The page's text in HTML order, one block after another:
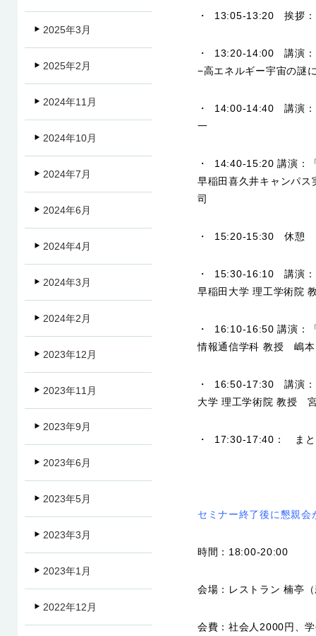
・ 13:05-13:20 挨拶
・ 13:20-14:00 講演：
−高エネルギー宇宙の謎
・ 14:00-14:40 講演：
一
・ 14:40-15:20 講演：
早稲田喜久井キャンパ
司
・ 15:20-15:30 休憩
・ 15:30-16:10 講演：
早稲田大学 理工学術院
・ 16:10-16:50 講演：
情報通信学科 教授 嶋
・ 16:50-17:30 講演：
大学 理工学術院 教授
・ 17:30-17:40： ま
セミナー終了後に懇親会
時間：18:00-20:00
会場：レストラン 楠亭
会費：社会人2000円、
2025年3月
2025年2月
2024年11月
2024年10月
2024年7月
2024年6月
2024年4月
2024年3月
2024年2月
2023年12月
2023年11月
2023年9月
2023年6月
2023年5月
2023年3月
2023年1月
2022年12月